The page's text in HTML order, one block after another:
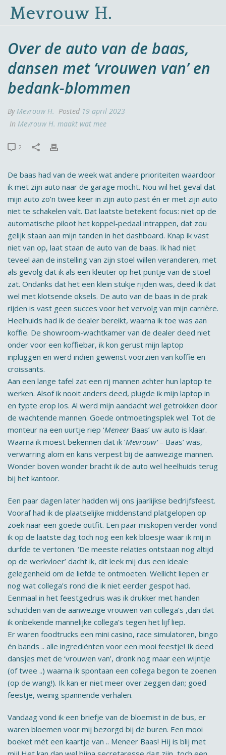
Over de auto van de baas,
dansen met ‘vrouwen van’ en
bedank-blommen
ByMevrouw H. Posted 19 april 2023
In Mevrouw H. maakt wat mee
2
De baas had van de week wat andere prioriteiten waardoor
ik met zijn auto naar de garage mocht. Nou wil het geval dat
mijn auto zo’n twee keer in zijn auto past én er met zijn auto
niet te schakelen valt. Dat laatste betekent focus: niet op de
automatische piloot het koppel-pedaal intrappen, dat zou
gelijk staan aan mijn tanden in het dashboard. Knap ik vast
niet van op, laat staan de auto van de baas. Ik had niet
teveel aan de instelling van zijn stoel willen veranderen, met
als gevolg dat ik als een kleuter op het puntje van de stoel
zat. Ondanks dat het een klein stukje rijden was, deed ik dat
wel met klotsende oksels. De auto van de baas in de prak
rijden is vast geen succes voor het vervolg van mijn carrière.
Heelhuids had ik de dealer bereikt, waarna ik toe was aan
koffie. De showroom-wachtkamer van de dealer deed niet
onder voor een koffiebar, ik kon gerust mijn laptop
inpluggen en werd indien gewenst voorzien van koffie en
croissants.
Aan een lange tafel zat een rij mannen achter hun laptop te
werken. Alsof ik nooit anders deed, plugde ik mijn laptop in
en typte erop los. Al werd mijn aandacht wel getrokken door
de wachtende mannen. Goede ontmoetingsplek wel. Tot de
monteur na een uurtje riep ‘MeneerBaas’ uw auto is klaar.
Waarna ik moest bekennen dat ik ‘Mevrouw’ – Baas’ was,
verwarring alom en kans verpest bij de aanwezige mannen.
Wonder boven wonder bracht ik de auto wel heelhuids terug
bij het kantoor.
Een paar dagen later hadden wij ons jaarlijkse bedrijfsfeest.
Vooraf had ik de plaatselijke middenstand platgelopen op
zoek naar een goede outfit. Een paar miskopen verder vond
ik op de laatste dag toch nog een kek bloesje waar ik mij in
durfde te vertonen. ‘De meeste relaties ontstaan nog altijd
op de werkvloer’ dacht ik, dit leek mij dus een ideale
gelegenheid om de liefde te ontmoeten. Wellicht liepen er
nog wat collega’s rond die ik niet eerder gespot had.
Eenmaal in het feestgedruis was ik drukker met handen
schudden van de aanwezige vrouwen van collega’s ,dan dat
ik onbekende mannelijke collega’s tegen het lijf liep.
Er waren foodtrucks een mini casino, race simulatoren, bingo
én bands .. alle ingrediënten voor een mooi feestje! Ik deed
dansjes met de ‘vrouwen van’, dronk nog maar een wijntje
(of twee ..) waarna ik spontaan een collega begon te zoenen
(op de wang!). Ik kan er niet meer over zeggen dan; goed
feestje, weinig spannende verhalen.
Vandaag vond ik een briefje van de bloemist in de bus, er
waren bloemen voor mij bezorgd bij de buren. Een mooi
boeket mét een kaartje van .. Meneer Baas! Hij is blij met